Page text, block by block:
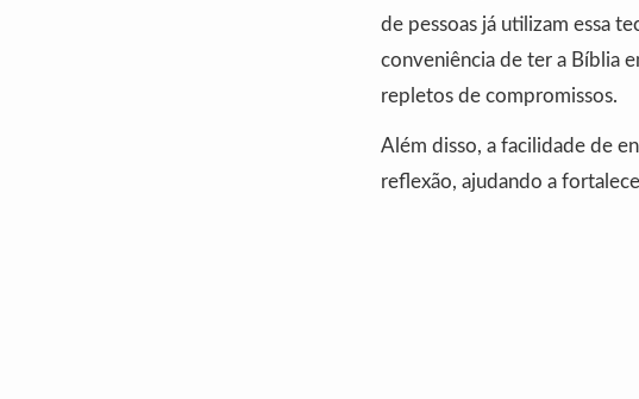
de pessoas já utilizam essa
conveniência de ter a Bíblia
repletos de compromissos.
Além disso, a facilidade de
reflexão, ajudando a